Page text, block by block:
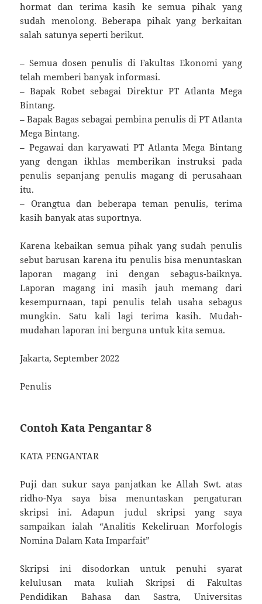
hormat dan terima kasih ke semua pihak yang
sudah menolong. Beberapa pihak yang berkaitan
salah satunya seperti berikut.
– Semua dosen penulis di Fakultas Ekonomi yang
telah memberi banyak informasi.
– Bapak Robet sebagai Direktur PT Atlanta Mega
Bintang.
– Bapak Bagas sebagai pembina penulis di PT Atlanta
Mega Bintang.
– Pegawai dan karyawati PT Atlanta Mega Bintang
yang dengan ikhlas memberikan instruksi pada
penulis sepanjang penulis magang di perusahaan
itu.
– Orangtua dan beberapa teman penulis, terima
kasih banyak atas suportnya.
Karena kebaikan semua pihak yang sudah penulis
sebut barusan karena itu penulis bisa menuntaskan
laporan magang ini dengan sebagus-baiknya.
Laporan magang ini masih jauh memang dari
kesempurnaan, tapi penulis telah usaha sebagus
mungkin. Satu kali lagi terima kasih. Mudah-
mudahan laporan ini berguna untuk kita semua.
Jakarta, September 2022
Penulis
Contoh Kata Pengantar 8
KATA PENGANTAR
Puji dan sukur saya panjatkan ke Allah Swt. atas
ridho-Nya saya bisa menuntaskan pengaturan
skripsi ini. Adapun judul skripsi yang saya
sampaikan ialah “Analitis Kekeliruan Morfologis
Nomina Dalam Kata Imparfait”
Skripsi ini disodorkan untuk penuhi syarat
kelulusan mata kuliah Skripsi di Fakultas
Pendidikan Bahasa dan Sastra, Universitas